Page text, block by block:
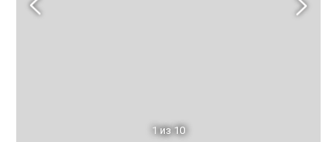
1 из 10